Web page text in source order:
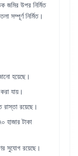
জমির উপর নির্মিত
সম্পূর্ণ নির্মিত।
হয়েছে।
যায়।
রয়েছে।
হাজার টাকা
সুযোগ রয়েছে।